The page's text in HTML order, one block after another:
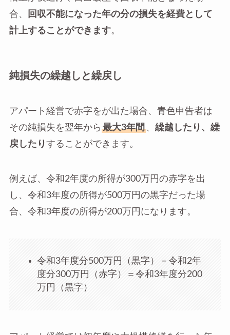
合、
回収不能になった年の分の損失を経費として
計上することができます。
純損失の繰越しと繰戻し
アパート経営で赤字をが出た場合、青色申告者は
その純損失を翌年から 最大3年間、 繰越したり、繰
戻したりすることができます。
例えば、令和2年度の所得が300万円の赤字を出
し、令和3年度の所得が500万円の黒字だった場
合、令和3年度の所得が200万円になります。
令和3年度分500万円（黒字）－令和2年
度分300万円（赤字）＝令和3年度分200
万円（黒字）